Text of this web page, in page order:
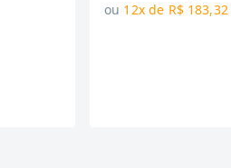
ou 12x de R$ 183,32